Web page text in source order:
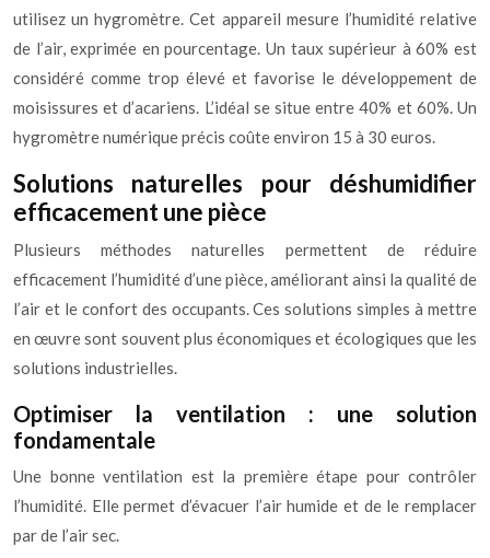
utilisez un hygromètre. Cet appareil mesure l’humidité relative
de l’air, exprimée en pourcentage. Un taux supérieur à 60% est
considéré comme trop élevé et favorise le développement de
moisissures et d’acariens. L’idéal se situe entre 40% et 60%. Un
hygromètre numérique précis coûte environ 15 à 30 euros.
Solutions naturelles pour déshumidifier
efficacement une pièce
Plusieurs méthodes naturelles permettent de réduire
efficacement l’humidité d’une pièce, améliorant ainsi la qualité de
l’air et le confort des occupants. Ces solutions simples à mettre
en œuvre sont souvent plus économiques et écologiques que les
solutions industrielles.
Optimiser la ventilation : une solution
fondamentale
Une bonne ventilation est la première étape pour contrôler
l’humidité. Elle permet d’évacuer l’air humide et de le remplacer
par de l’air sec.